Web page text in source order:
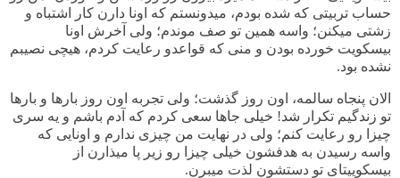
ﺣﺴﺎﺏ ﺗﺮﺑﯿﺘﯽ ﮐﻪ ﺷﺪﻩ ﺑﻮﺩﻡ، ﻣﯿﺪﻭﻧﺴﺘﻢ ﮐﻪ ﺍﻭﻧﺎ ﺩﺍﺭﻥ ﮐﺎﺭ ﺍﺷﺘﺒﺎﻩ ﻭ
ﺯﺷﺘﯽ ﻣﯿﮑﻨﻦ؛ ﻭﺍﺳﻪ ﻫﻤﯿﻦ ﺗﻮ ﺻﻒ ﻣﻮﻧﺪﻡ؛ ﻭﻟﯽ ﺁﺧﺮﺵ ﺍﻭﻧﺎ
ﺑﯿﺴﮑﻮﯾﺖ ﺧﻮﺭﺩﻩ ﺑﻮﺩﻥ ﻭ ﻣﻨﯽ ﮐﻪ ﻗﻮﺍﻋﺪﻭ ﺭﻋﺎﯾﺖ ﮐﺮﺩﻡ، ﻫﯿﭽﯽ ﻧﺼﯿﺒﻢ
ﻧﺸﺪﻩ ﺑﻮﺩ.
ﺍﻻﻥ ﭘﻨﺠﺎﻩ ﺳﺎﻟﻤﻪ، ﺍﻭﻥ ﺭﻭﺯ ﮔﺬﺷﺖ؛ ﻭﻟﯽ ﺗﺠﺮﺑﻪ ﺍﻭﻥ ﺭﻭﺯ ﺑﺎﺭﻫﺎ ﻭ ﺑﺎﺭﻫﺎ
ﺗﻮ ﺯﻧﺪﮔﯿﻢ ﺗﮑﺮﺍﺭ ﺷﺪ! ﺧﯿﻠﯽ ﺟﺎﻫﺎ ﺳﻌﯽ ﮐﺮﺩﻡ ﮐﻪ ﺁﺩﻡ ﺑﺎﺷﻢ ﻭ ﯾﻪ ﺳﺮﯼ
ﭼﯿﺰﺍ ﺭﻭ ﺭﻋﺎﯾﺖ ﮐﻨﻢ؛ ﻭﻟﯽ ﺩﺭ ﻧﻬﺎﯾﺖ ﻣﻦ ﭼﯿﺰﯼ ﻧﺪﺍﺭﻡ ﻭ ﺍﻭﻧﺎﯾﯽ ﮐﻪ
ﻭﺍﺳﻪ ﺭﺳﯿﺪﻥ ﺑﻪ ﻫﺪﻓﺸﻮﻥ ﺧﯿﻠﯽ ﭼﯿﺰﺍ ﺭﻭ ﺯﯾﺮ ﭘﺎ ﻣﯿﺬﺍﺭﻥ ﺍﺯ
ﺑﯿﺴﮑﻮﯾﯿﺘﺎﯼ ﺗﻮ ﺩﺳﺘﺸﻮﻥ ﻟﺬﺕ ﻣﯿﺒﺮﻥ.